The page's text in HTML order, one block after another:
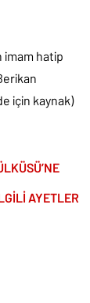
imam hatip
için kaynak)
AYETLER